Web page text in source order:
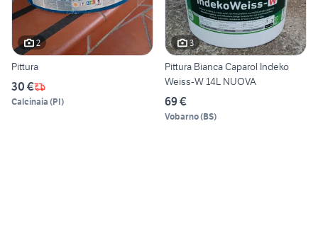
2
Pittura
30 €
Calcinaia (PI)
3
Pittura Bianca Caparol Indeko
Weiss-W 14L NUOVA
69 €
Vobarno(BS)